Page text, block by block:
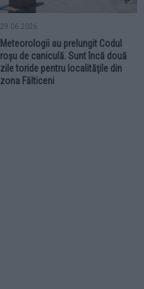
29.06.2026
Meteorologii au prelungit Codul
roșu de caniculă. Sunt încă două
zile toride pentru localitățile din
zona Fălticeni